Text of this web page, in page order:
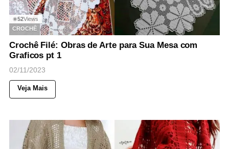
◉52Views
CROCHÊ
Crochê Filé: Obras de Arte para Sua Mesa com
Graficos pt 1
02/11/2023
Veja Mais